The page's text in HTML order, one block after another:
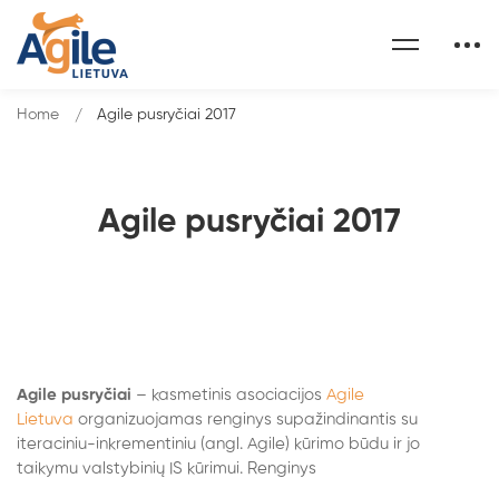
Agile pusryčiai 2017
Home Agile pusryčiai 2017
pusryčiai
2017
Agile pusryčiai – kasmetinis asociacijos Agile
Lietuva organizuojamas renginys supažindinantis su
iteraciniu-inkrementiniu (angl. Agile) kūrimo būdu ir jo
taikymu valstybinių IS kūrimui. Renginys